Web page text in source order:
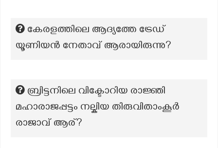
കേരളത്തിലെ ആദ്യത്തേ ട്രേഡ്
യൂണിയന്‍ നേതാവ് ആരായിരുന്നു?
ബ്രിട്ടനിലെ വിക്ടോറിയ രാജ്ഞി
മഹാരാജപ്പട്ടം നല്കിയ തിരുവിതാംകൂർ
രാജാവ് ആര്?